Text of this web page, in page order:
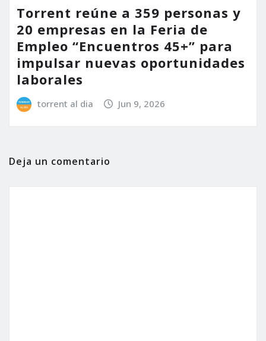
Torrent reúne a 359 personas y
20 empresas en la Feria de
Empleo “Encuentros 45+” para
impulsar nuevas oportunidades
laborales
torrent al dia Jun 9, 2026
Deja un comentario